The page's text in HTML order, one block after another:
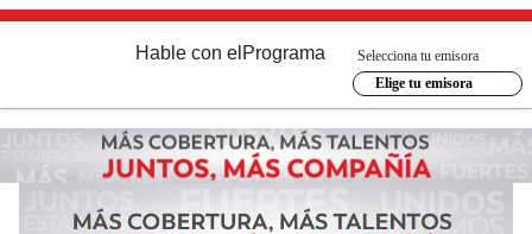
Hable con el Programa
Selecciona tu emisora
Elige tu emisora